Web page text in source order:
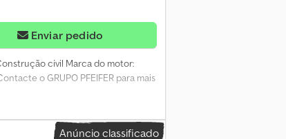
Enviar pedido
civil Marca do motor:
o GRUPO PFEIFER para mais
Anúncio classificado